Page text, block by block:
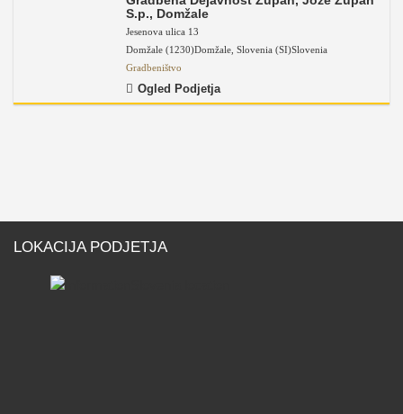
S.p., Domžale
Jesenova ulica 13
Domžale (1230)Domžale Slovenia (SI)Slovenia
Gradbeništvo
Ogled Podjetja
LOKACIJA PODJETJA